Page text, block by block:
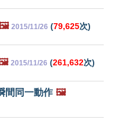
2015/11/26 (79,625次)
2015/11/26 (261,632次)
間同一動作 🖼️